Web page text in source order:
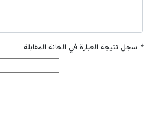
* سجل نتيجة العبارة في الخانة المقابلة